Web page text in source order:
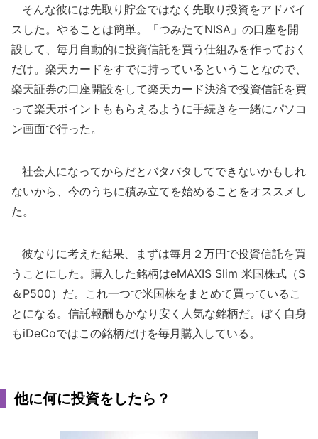
そんな彼には先取り貯金ではなく先取り投資をアドバイ
スした。やることは簡単。「つみたてNISA」の口座を開
設して、毎月自動的に投資信託を買う仕組みを作っておく
だけ。楽天カードをすでに持っているということなので、
楽天証券の口座開設をして楽天カード決済で投資信託を買
って楽天ポイントももらえるように手続きを一緒にパソコ
ン画面で行った。
社会人になってからだとバタバタしてできないかもしれ
ないから、今のうちに積み立てを始めることをオススメし
た。
彼なりに考えた結果、まずは毎月２万円で投資信託を買
うことにした。購入した銘柄はeMAXIS Slim 米国株式（S
＆P500）だ。これ一つで米国株をまとめて買っているこ
とになる。信託報酬もかなり安く人気な銘柄だ。ぼく自身
もiDeCoではこの銘柄だけを毎月購入している。
他に何に投資をしたら？